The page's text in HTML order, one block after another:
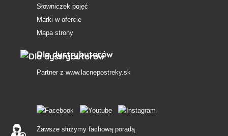
Słowniczek pojęć
Marki w ofercie
Mapa strony
Dla dystrybutorów
Partner z www.lacnepostreky.sk
Zawsze służymy fachową poradą